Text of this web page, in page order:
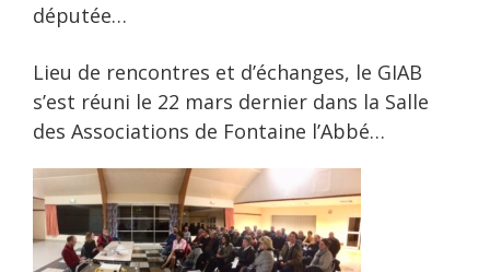
députée…
Lieu de rencontres et d’échanges, le GIAB
s’est réuni le 22 mars dernier dans la Salle
des Associations de Fontaine l’Abbé…